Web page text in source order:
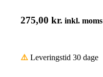
275,00 kr. inkl. moms
⚠️ Leveringstid 30 dage